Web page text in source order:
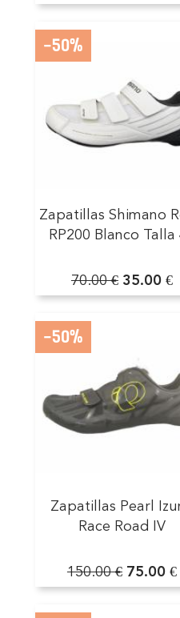
Zapatillas Shimano
RP200 Blanco Talla
70.00 €35.00 €
-50%
Zapatillas Pearl
Race Road IV
150.00 €75.00 €
-50%